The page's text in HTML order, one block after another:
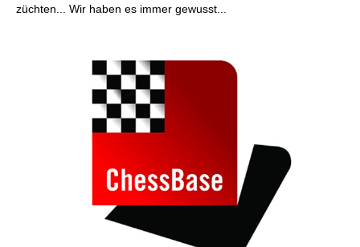
züchten... Wir haben es immer gewusst...